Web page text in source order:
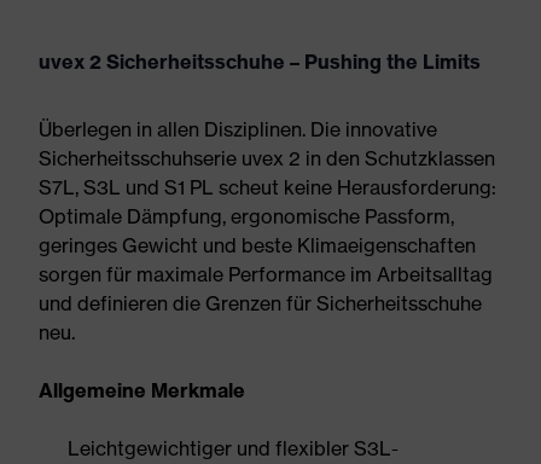
uvex 2 Sicherheitsschuhe – Pushing the Limits
Überlegen in allen Disziplinen. Die innovative
Sicherheitsschuhserie uvex 2 in den Schutzklassen
S7L, S3L und S1 PL scheut keine Herausforderung:
Optimale Dämpfung, ergonomische Passform,
geringes Gewicht und beste Klimaeigenschaften
sorgen für maximale Performance im Arbeitsalltag
und definieren die Grenzen für Sicherheitsschuhe
neu.
Allgemeine Merkmale
Leichtgewichtiger und flexibler S3L-